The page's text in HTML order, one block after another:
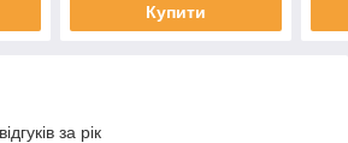
Купити
за рік